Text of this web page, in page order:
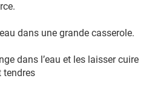
dans une grande casserole.
dans l’eau et les laisser cuire
tendres